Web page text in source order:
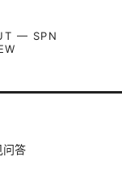
— SPN
问答